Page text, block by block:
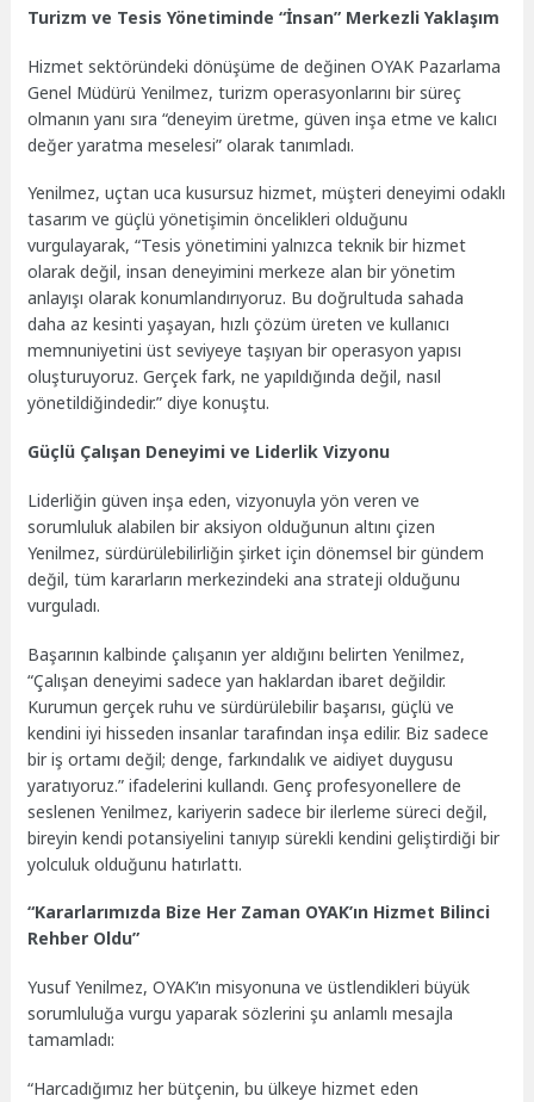
Turizm ve Tesis Yönetiminde “İnsan” Merkezli Yaklaşım
Hizmet sektöründeki dönüşüme de değinen OYAK Pazarlama
Genel Müdürü Yenilmez, turizm operasyonlarını bir süreç
olmanın yanı sıra “deneyim üretme, güven inşa etme ve kalıcı
değer yaratma meselesi” olarak tanımladı.
Yenilmez, uçtan uca kusursuz hizmet, müşteri deneyimi odaklı
tasarım ve güçlü yönetişimin öncelikleri olduğunu
vurgulayarak, “Tesis yönetimini yalnızca teknik bir hizmet
olarak değil, insan deneyimini merkeze alan bir yönetim
anlayışı olarak konumlandırıyoruz. Bu doğrultuda sahada
daha az kesinti yaşayan, hızlı çözüm üreten ve kullanıcı
memnuniyetini üst seviyeye taşıyan bir operasyon yapısı
oluşturuyoruz. Gerçek fark, ne yapıldığında değil, nasıl
yönetildiğindedir.” diye konuştu.
Güçlü Çalışan Deneyimi ve Liderlik Vizyonu
Liderliğin güven inşa eden, vizyonuyla yön veren ve
sorumluluk alabilen bir aksiyon olduğunun altını çizen
Yenilmez, sürdürülebilirliğin şirket için dönemsel bir gündem
değil, tüm kararların merkezindeki ana strateji olduğunu
vurguladı.
Başarının kalbinde çalışanın yer aldığını belirten Yenilmez,
“Çalışan deneyimi sadece yan haklardan ibaret değildir.
Kurumun gerçek ruhu ve sürdürülebilir başarısı, güçlü ve
kendini iyi hisseden insanlar tarafından inşa edilir. Biz sadece
bir iş ortamı değil; denge, farkındalık ve aidiyet duygusu
yaratıyoruz.” ifadelerini kullandı. Genç profesyonellere de
seslenen Yenilmez, kariyerin sadece bir ilerleme süreci değil,
bireyin kendi potansiyelini tanıyıp sürekli kendini geliştirdiği bir
yolculuk olduğunu hatırlattı.
“Kararlarımızda Bize Her Zaman OYAK’ın Hizmet Bilinci
Rehber Oldu”
Yusuf Yenilmez, OYAK’ın misyonuna ve üstlendikleri büyük
sorumluluğa vurgu yaparak sözlerini şu anlamlı mesajla
tamamladı:
“Harcadığımız her bütçenin, bu ülkeye hizmet eden